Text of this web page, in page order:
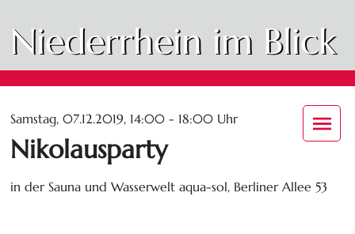
Niederrhein im Blick
Samstag, 07.12.2019, 14:00 - 18:00 Uhr
Nikolausparty
in der Sauna und Wasserwelt aqua-sol, Berliner Allee 53